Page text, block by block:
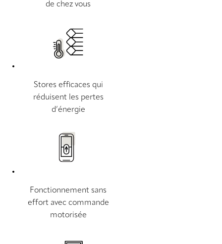
de chez vous
Stores efficaces qui
réduisent les pertes
d’énergie
Fonctionnement sans
effort avec commande
motorisée